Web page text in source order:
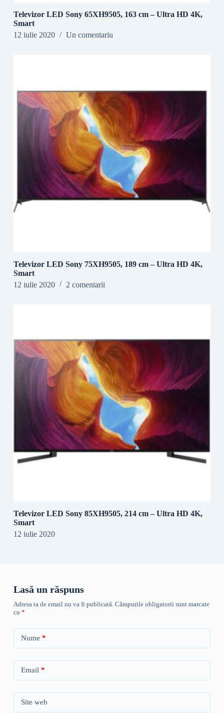
Televizor LED Sony 65XH9505, 163 cm – Ultra HD 4K,
Smart
12 iulie 2020
Un comentariu
Televizor LED Sony 75XH9505, 189 cm – Ultra HD 4K,
Smart
12 iulie 2020
2 comentarii
Televizor LED Sony 85XH9505, 214 cm – Ultra HD 4K,
Smart
12 iulie 2020
Lasă un răspuns
Adresa ta de email nu va fi publicată. Câmpurile obligatorii sunt marcate
cu *
Nume *
Email*
Site web